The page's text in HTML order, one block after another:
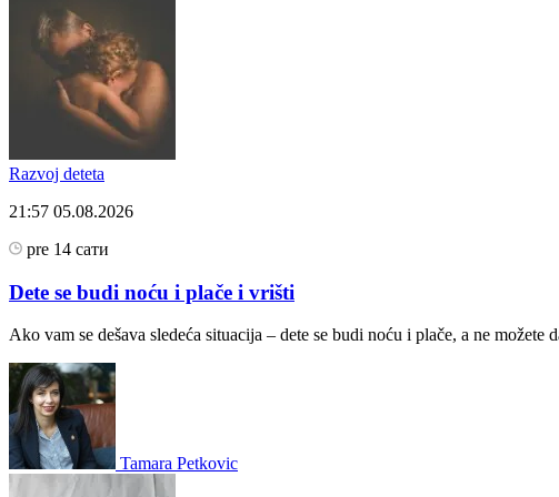
Razvoj deteta
21:57 05.08.2026
pre 14 сати
Dete se budi noću i plače i vrišti
Ako vam se dešava sledeća situacija – dete se budi noću i plače, a ne
Tamara Petkovic